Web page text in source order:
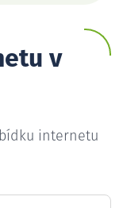
v
internetu